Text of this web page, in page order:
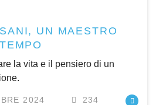
UN MAESTRO
la vita e il pensiero di un
2024 234